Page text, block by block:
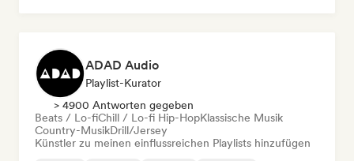
ADAD Audio
Playlist-Kurator
> 4900 Antworten gegeben
Beats / Lo-fiChill / Lo-fi Hip-HopKlassische Musik
Country-MusikDrill/Jersey
Künstler zu meinen einflussreichen Playlists hinzufügen